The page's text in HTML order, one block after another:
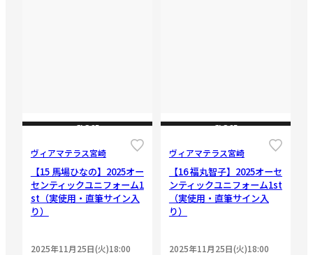
CLOSE
ヴィアマテラス宮崎
【15 馬場ひなの】2025オー
センティックユニフォーム1
st（実使用・直筆サイン入
り）
2025年11月25日(火)18:00
CLOSE
ヴィアマテラス宮崎
【16 福丸智子】2025オーセ
ンティックユニフォーム1st
（実使用・直筆サイン入
り）
2025年11月25日(火)18:00